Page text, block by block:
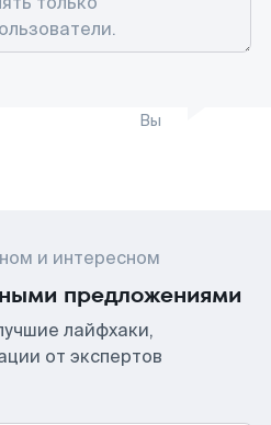
Вы
и интересном
предложениями
лайфхаки,
от экспертов